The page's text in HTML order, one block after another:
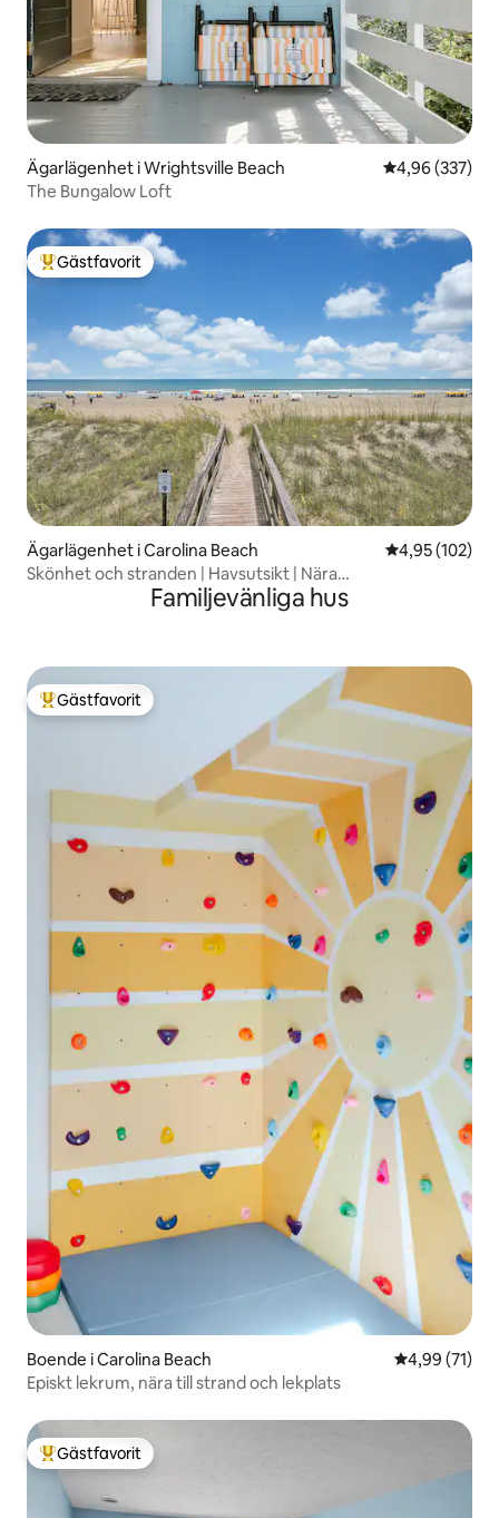
Ägarlägenhet i Wrightsville Beach 4,96 av 5 i
4,96 (337)
The Bungalow Loft
Populär gästfavorit
Gästfavorit
Ägarlägenhet i Carolina Beach 4,95 av 5 i
4,95 (102)
Skönhet och stranden | Havsutsikt | Nära
strandpromenadenFamiljevänliga hus
Populär gästfavorit
Gästfavorit
Boende i Carolina Beach 4,99 av 5 i
4,99 (71)
Episkt lekrum, nära till strand och lekplats
Populär gästfavorit
Gästfavorit